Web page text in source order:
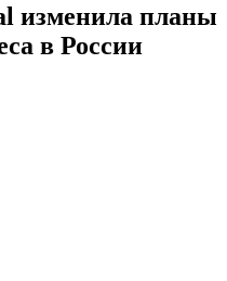
изменила планы
в России